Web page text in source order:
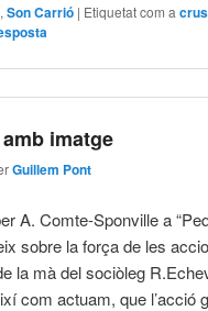
,Son Carrió | Etiquetat com a
imatge
Guillem Pont
A. Comte-Sponville a
sobre la força de les
la mà del sociòleg
com actuam, que l’acció